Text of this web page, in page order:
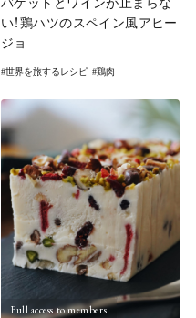
バゲットとワインが止まらな
い！鶏ハツのスペイン風アヒー
ジョ
世界を旅するレシピ 鶏肉
Full access to members